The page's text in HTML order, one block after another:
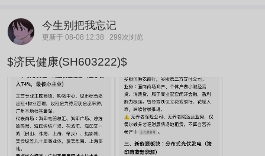
今生别把我忘记
更新于 08-08 12:38 299次浏览
$济民健康(SH603222)$